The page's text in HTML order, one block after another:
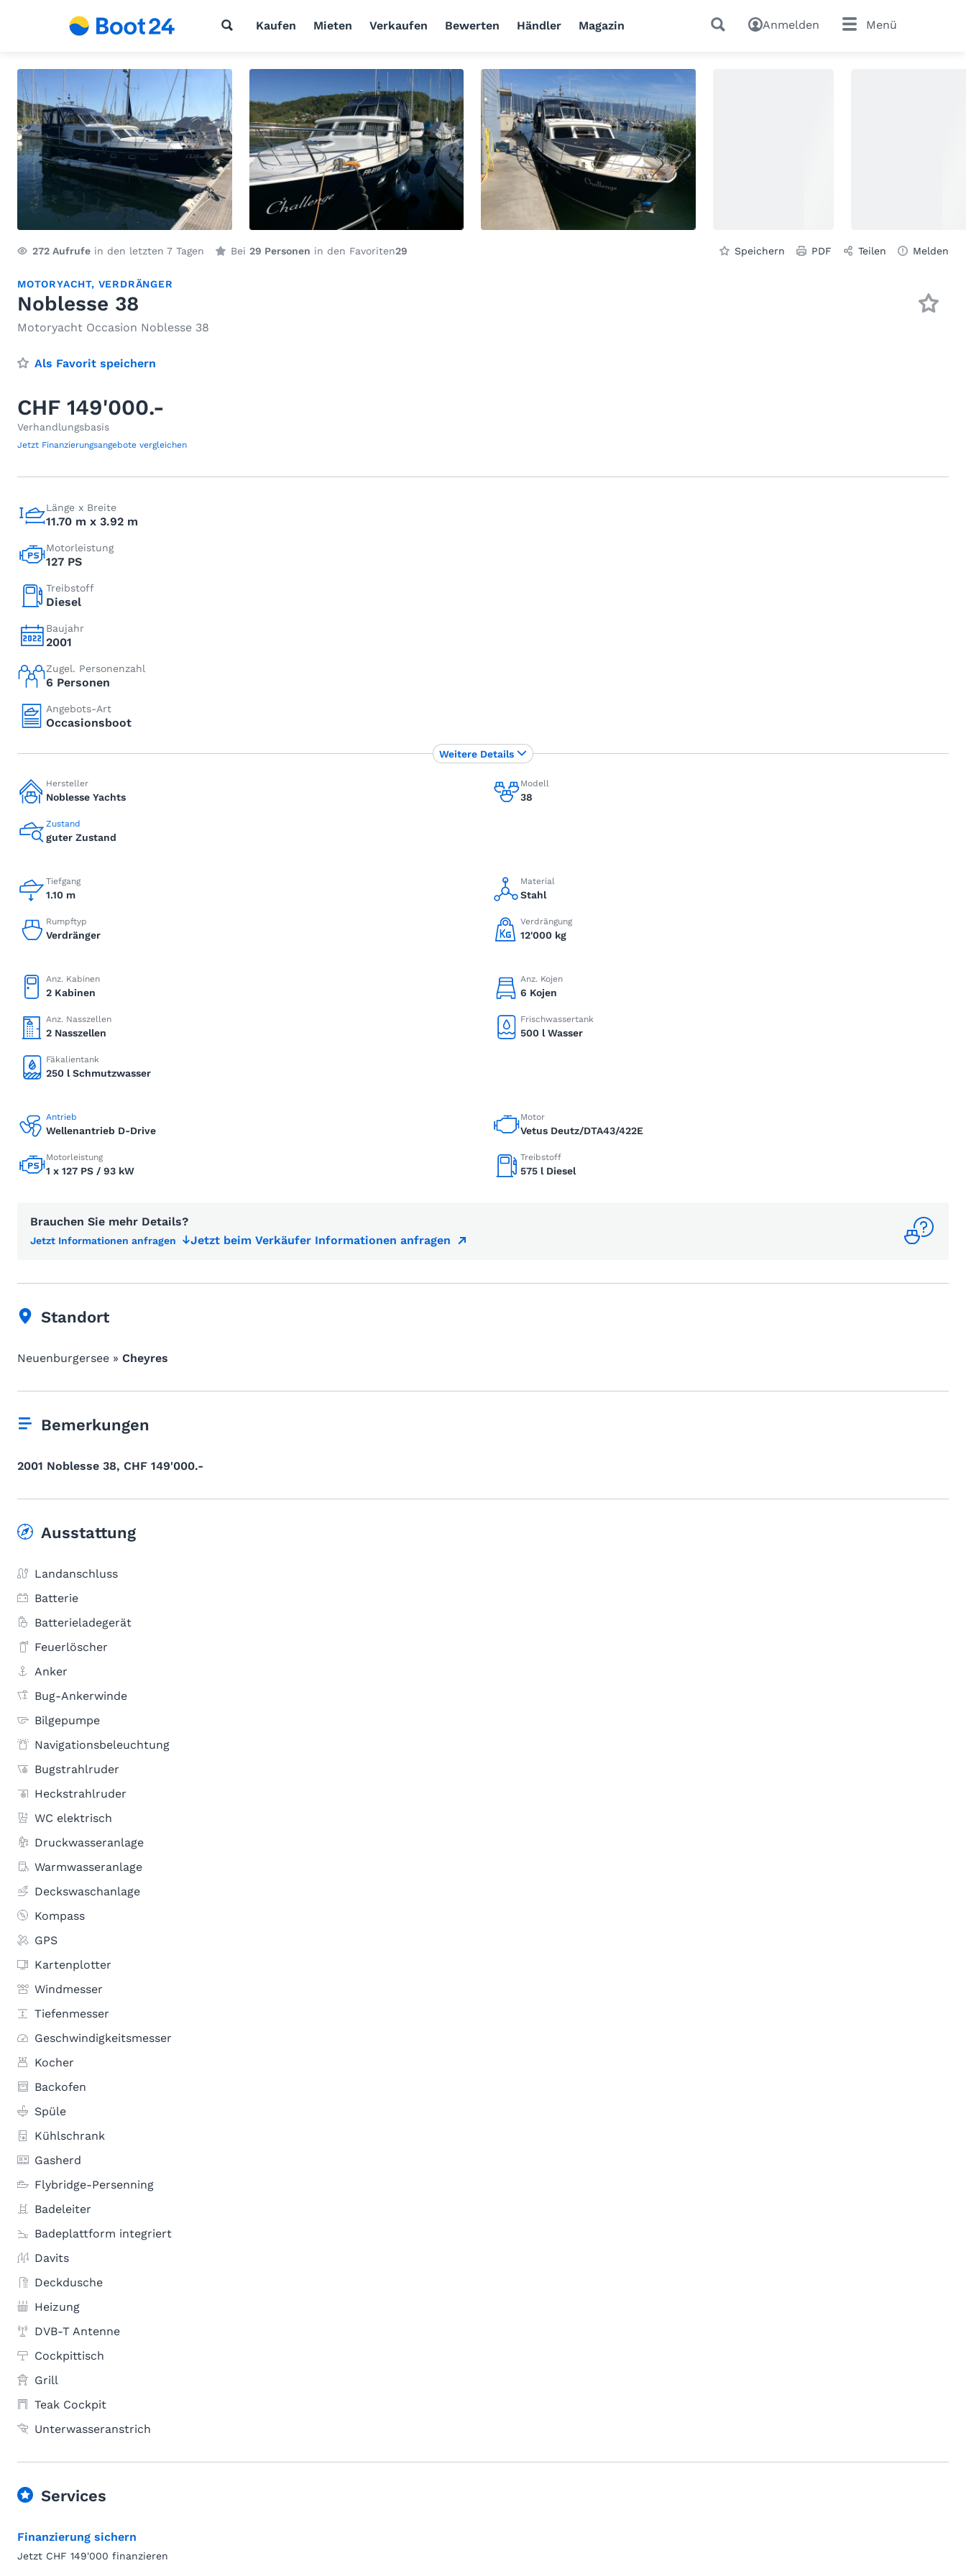
Kaufen Mieten Verkaufen Bewerten Händler Magazin Anmelden Menü
272 Aufrufe in den letzten 7 Tagen Bei 29 Personen in den Favoriten29 Speichern PDF Teilen Melden
MOTORYACHT, VERDRÄNGER
Noblesse 38
Motoryacht Occasion Noblesse 38
Als Favorit speichern
CHF 149'000.-
Verhandlungsbasis
Jetzt Finanzierungsangebote vergleichen
Länge x Breite
11.70 m x 3.92 m
Motorleistung
127 PS
Treibstoff
Diesel
Baujahr
2001
Zugel. Personenzahl
6 Personen
Angebots-Art
Occasionsboot
Hersteller
Noblesse Yachts
Modell
38
Zustand
guter Zustand
Tiefgang
1.10 m
Material
Stahl
Rumpftyp
Verdränger
Verdrängung
12'000 kg
Anz. Kabinen
2 Kabinen
Anz. Kojen
6 Kojen
Anz. Nasszellen
2 Nasszellen
Frischwassertank
500 l Wasser
Fäkalientank
250 l Schmutzwasser
Antrieb
Wellenantrieb D-Drive
Motor
Vetus Deutz/DTA43/422E
Motorleistung
1 x 127 PS / 93 kW
Treibstoff
575 l Diesel
Brauchen Sie mehr Details?
Jetzt Informationen anfragen Jetzt beim Verkäufer Informationen anfragen
Weitere Details
Standort
Neuenburgersee » Cheyres
Bemerkungen
2001 Noblesse 38, CHF 149'000.-
Ausstattung
Landanschluss
Batterie
Batterieladegerät
Feuerlöscher
Anker
Bug-Ankerwinde
Bilgepumpe
Navigationsbeleuchtung
Bugstrahlruder
Heckstrahlruder
WC elektrisch
Druckwasseranlage
Warmwasseranlage
Deckswaschanlage
Kompass
GPS
Kartenplotter
Windmesser
Tiefenmesser
Geschwindigkeitsmesser
Kocher
Backofen
Spüle
Kühlschrank
Gasherd
Flybridge-Persenning
Badeleiter
Badeplattform integriert
Davits
Deckdusche
Heizung
DVB-T Antenne
Cockpittisch
Grill
Teak Cockpit
Unterwasseranstrich
Services
Finanzierung sichern
Jetzt CHF 149'000 finanzieren